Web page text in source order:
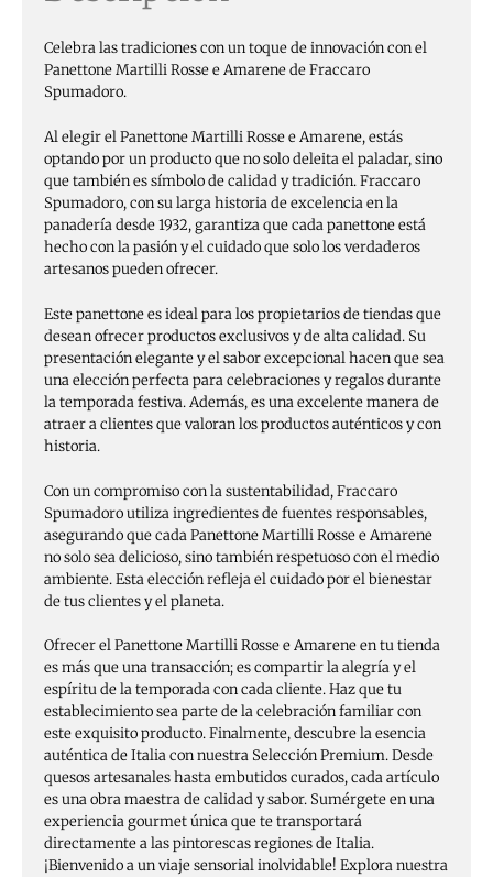
Celebra las tradiciones con un toque de innovación con el
Panettone Martilli Rosse e Amarene de Fraccaro
Spumadoro.
Al elegir el Panettone Martilli Rosse e Amarene, estás
optando por un producto que no solo deleita el paladar, sino
que también es símbolo de calidad y tradición. Fraccaro
Spumadoro, con su larga historia de excelencia en la
panadería desde 1932, garantiza que cada panettone está
hecho con la pasión y el cuidado que solo los verdaderos
artesanos pueden ofrecer.
Este panettone es ideal para los propietarios de tiendas que
desean ofrecer productos exclusivos y de alta calidad. Su
presentación elegante y el sabor excepcional hacen que sea
una elección perfecta para celebraciones y regalos durante
la temporada festiva. Además, es una excelente manera de
atraer a clientes que valoran los productos auténticos y con
historia.
Con un compromiso con la sustentabilidad, Fraccaro
Spumadoro utiliza ingredientes de fuentes responsables,
asegurando que cada Panettone Martilli Rosse e Amarene
no solo sea delicioso, sino también respetuoso con el medio
ambiente. Esta elección refleja el cuidado por el bienestar
de tus clientes y el planeta.
Ofrecer el Panettone Martilli Rosse e Amarene en tu tienda
es más que una transacción; es compartir la alegría y el
espíritu de la temporada con cada cliente. Haz que tu
establecimiento sea parte de la celebración familiar con
este exquisito producto. Finalmente, descubre la esencia
auténtica de Italia con nuestra Selección Premium. Desde
quesos artesanales hasta embutidos curados, cada artículo
es una obra maestra de calidad y sabor. Sumérgete en una
experiencia gourmet única que te transportará
directamente a las pintorescas regiones de Italia.
¡Bienvenido a un viaje sensorial inolvidable! Explora nuestra